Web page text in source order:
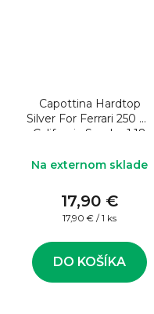
Capottina Hardtop
Silver For Ferrari 250 Gt
California Spyder 1:18
Na externom sklade
17,90 €
Jednotková
17,90 € / 1 ks
DO KOŠÍKA